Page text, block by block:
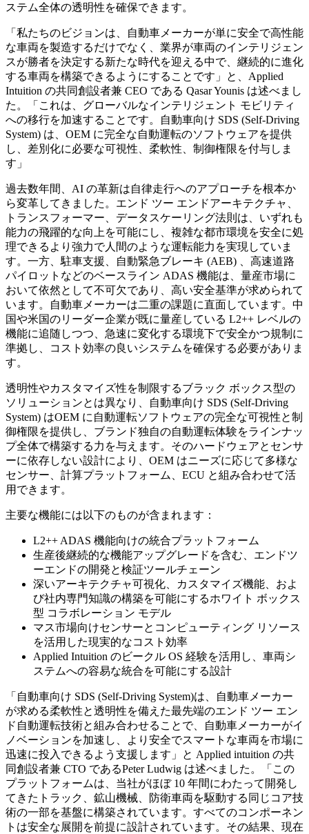
ステム全体の透明性を確保できます。
「私たちのビジョンは、自動車メーカーが単に安全で高性能
な車両を製造するだけでなく、業界が車両のインテリジェン
スが勝者を決定する新たな時代を迎える中で、継続的に進化
する車両を構築できるようにすることです」と、Applied
Intuition の共同創設者兼 CEO である Qasar Younis は述べまし
た。「これは、グローバルなインテリジェント モビリティ
への移行を加速することです。自動車向け SDS (Self-Driving
System) は、OEM に完全な自動運転のソフトウェアを提供
し、差別化に必要な可視性、柔軟性、制御権限を付与しま
す」
過去数年間、AI の革新は自律走行へのアプローチを根本か
ら変革してきました。エンド ツー エンドアーキテクチャ、
トランスフォーマー、データスケーリング法則は、いずれも
能力の飛躍的な向上を可能にし、複雑な都市環境を安全に処
理できるより強力で人間のような運転能力を実現していま
す。一方、駐車支援、自動緊急ブレーキ (AEB) 、高速道路
パイロットなどのベースライン ADAS 機能は、量産市場に
おいて依然として不可欠であり、高い安全基準が求められて
います。自動車メーカーは二重の課題に直面しています。中
国や米国のリーダー企業が既に量産している L2++ レベルの
機能に追随しつつ、急速に変化する環境下で安全かつ規制に
準拠し、コスト効率の良いシステムを確保する必要がありま
す。
透明性やカスタマイズ性を制限するブラック ボックス型の
ソリューションとは異なり、自動車向け SDS (Self-Driving
System) はOEM に自動運転ソフトウェアの完全な可視性と制
御権限を提供し、ブランド独自の自動運転体験をラインナッ
プ全体で構築する力を与えます。そのハードウェアとセンサ
ーに依存しない設計により、OEM はニーズに応じて多様な
センサー、計算プラットフォーム、ECU と組み合わせて活
用できます。
主要な機能には以下のものが含まれます：
L2++ ADAS 機能向けの統合プラットフォーム
生産後継続的な機能アップグレードを含む、エンドツ
ーエンドの開発と検証ツールチェーン
深いアーキテクチャ可視化、カスタマイズ機能、およ
び社内専門知識の構築を可能にするホワイト ボックス
型 コラボレーション モデル
マス市場向けセンサーとコンピューティング リソース
を活用した現実的なコスト効率
Applied Intuition のビークル OS 経験を活用し、車両シ
ステムへの容易な統合を可能にする設計
「自動車向け SDS (Self-Driving System)は、自動車メーカー
が求める柔軟性と透明性を備えた最先端のエンド ツー エン
ド自動運転技術と組み合わせることで、自動車メーカーがイ
ノベーションを加速し、より安全でスマートな車両を市場に
迅速に投入できるよう支援します」と Applied intuition の共
同創設者兼 CTO であるPeter Ludwig は述べました。「この
プラットフォームは、当社がほぼ 10 年間にわたって開発し
てきたトラック、鉱山機械、防衛車両を駆動する同じコア技
術の一部を基盤に構築されています。すべてのコンポーネン
トは安全な展開を前提に設計されています。その結果、現在